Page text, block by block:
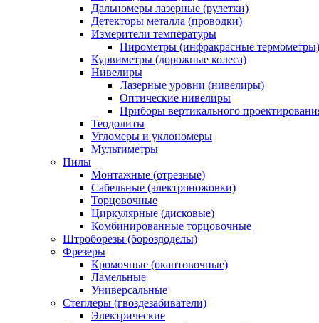
Дальномеры лазерные (рулетки)
Детекторы металла (проводки)
Измерители температуры
Пирометры (инфракрасные термометры)
Курвиметры (дорожные колеса)
Нивелиры
Лазерные уровни (нивелиры)
Оптические нивелиры
Приборы вертикального
Теодолиты
Угломеры и уклономеры
Мультиметры
Пилы
Монтажные (отрезные)
Сабельные (электроножовки)
Торцовочные
Циркулярные (дисковые)
Комбинированные торцовочные
Штроборезы (бороздоделы)
Фрезеры
Кромочные (окантовочные)
Ламельные
Универсальные
Степлеры (гвоздезабиватели)
Электрические